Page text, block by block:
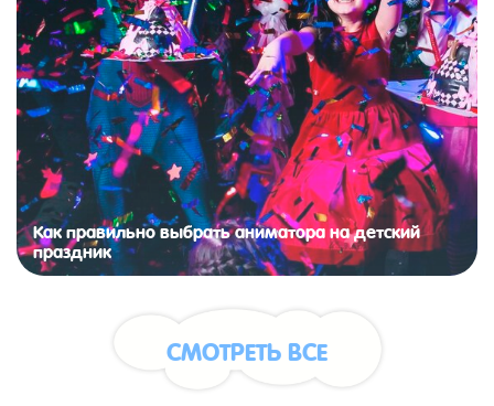
Как правильно выбрать аниматора на детский
праздник
СМОТРЕТЬ ВСЕ